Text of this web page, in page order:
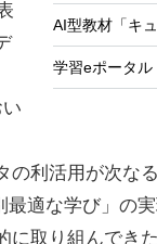
AI型教材「キ
利活用が次な
適な学び」の
取り組んできた